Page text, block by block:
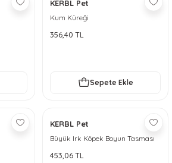
KERBL Pet
Kum Küreği
356,40 TL
Sepete Ekle
KERBL Pet
Büyük Irk Köpek Boyun Tasması
453,06 TL